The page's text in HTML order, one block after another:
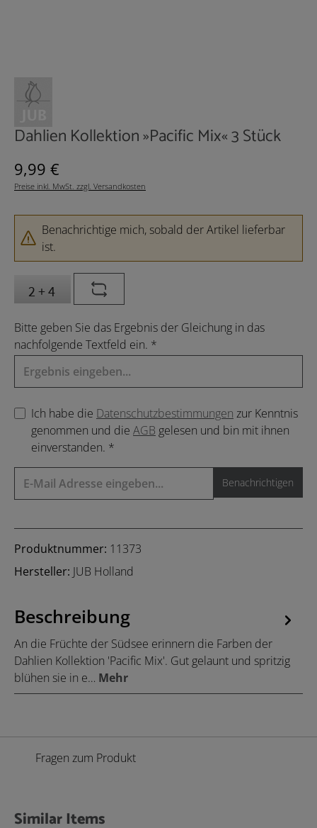
Dahlien Kollektion »Pacific Mix« 3 Stück
Regulärer Preis:
9,99 €
Preise inkl. MwSt. zzgl. Versandkosten
Benachrichtige mich, sobald der Artikel lieferbar
ist.
Bitte geben Sie das Ergebnis der Gleichung in das
nachfolgende Textfeld ein. *
Ich habe die Datenschutzbestimmungen zur Kenntnis
genommen und die AGB gelesen und bin mit ihnen
einverstanden. *
Benachrichtigen
Produktnummer: 11373
Hersteller: JUB Holland
Beschreibung
An die Früchte der Südsee erinnern die Farben der
Dahlien Kollektion 'Pacific Mix'. Gut gelaunt und spritzig
blühen sie in e… Mehr
Fragen zum Produkt
Produktgalerie überspringen
Similar Items